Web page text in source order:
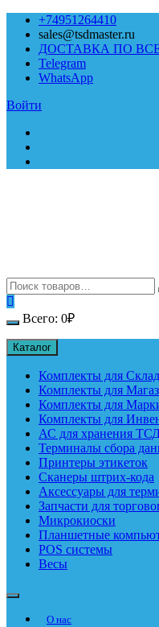
Перейти
содержимому
+74951264410
sales@tsdmaster.ru
ДОСТАВКА ПО
Telegram
WhatsApp
Войти
Всего: 0₽
Каталог
Комплекты для
Комплекты для
Комплекты для
Комплекты для
АС для хранения
Терминалы сбора
Принтеры этикеток
Сканеры штрих-кода
Аксессуары для
Запчасти для
Микрокиоски
Планшетные
POS системы
Весы
О нас